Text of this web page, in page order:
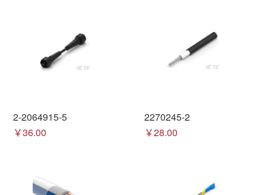
2-2064915-5
￥36.00
2270245-2
￥28.00